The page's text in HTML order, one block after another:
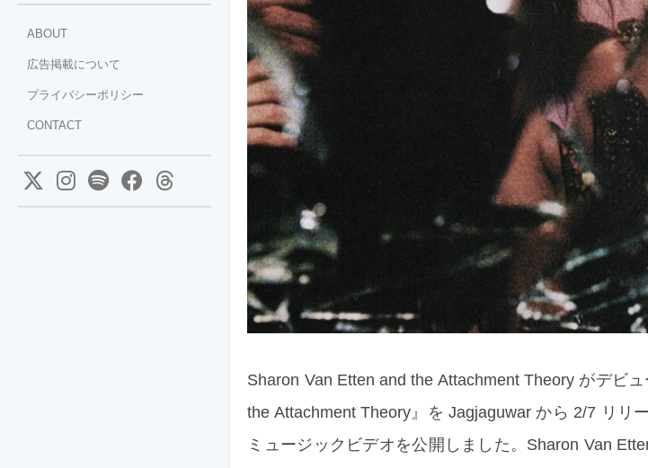
ABOUT
広告掲載について
プライバシーポリシー
CONTACT
Sharon Van Etten and the Attachment Theory がデビ
the Attachment Theory』を Jagjaguwar から 2/7 リリ
ミュージックビデオを公開しました。Sharon Van